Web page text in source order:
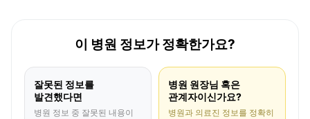
이 병원 정보가 정확한가요?
잘못된 정보를
발견했다면
병원 정보 중 잘못된 내용이
병원 원장님 혹은
관계자이신가요?
병원과 의료진 정보를 정확히